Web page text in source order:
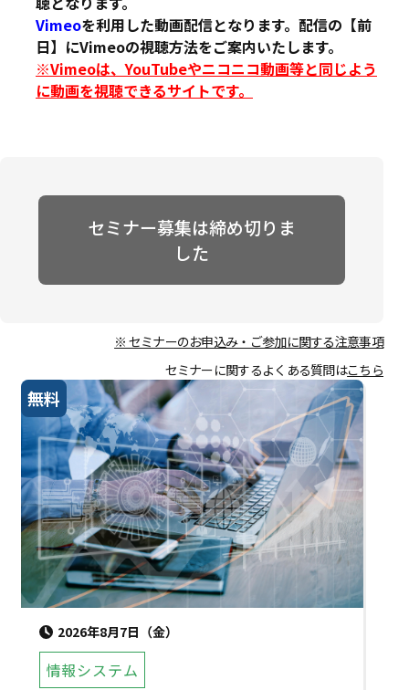
Vimeoを利用した動画配信となります。配信の【前
日】にVimeoの視聴方法をご案内いたします。
※Vimeoは、YouTubeやニコニコ動画等と同じよう
に動画を視聴できるサイトです。
セミナー募集は締め切りま
した
※ セミナーのお申込み・ご参加に関する注意事項
セミナーに関するよくある質問はこちら
無料
2026年8月7日（金）
情報システム